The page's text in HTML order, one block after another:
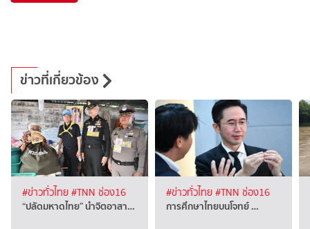
ข่าวที่เกี่ยวข้อง
#ข่าวทั่วไทย#TNN ช่อง16
“ปลัดมหาดไทย” นำจิตอาสา…
#ข่าวทั่วไทย#TNN ช่อง16
การศึกษาไทยบนโจทย์ …